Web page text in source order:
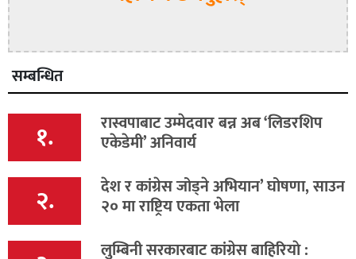
सम्बन्धित
१. रास्वपाबाट उम्मेदवार बन्न अब ‘लिडरशिप
एकेडेमी’ अनिवार्य
२. देश र कांग्रेस जोड्ने अभियान’ घोषणा, साउन
२० मा राष्ट्रिय एकता भेला
लुम्बिनी सरकारबाट कांग्रेस बाहिरियाे :